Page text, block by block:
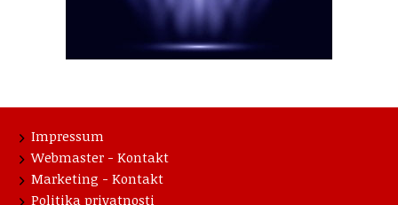
Impressum
Webmaster - Kontakt
Marketing - Kontakt
Politika privatnosti